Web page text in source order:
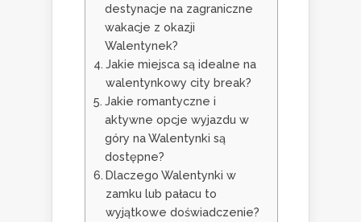
destynacje na zagraniczne
wakacje z okazji
Walentynek?
Jakie miejsca są idealne na
walentynkowy city break?
Jakie romantyczne i
aktywne opcje wyjazdu w
góry na Walentynki są
dostępne?
Dlaczego Walentynki w
zamku lub pałacu to
wyjątkowe doświadczenie?